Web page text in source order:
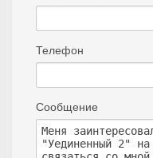
Телефон
Сообщение